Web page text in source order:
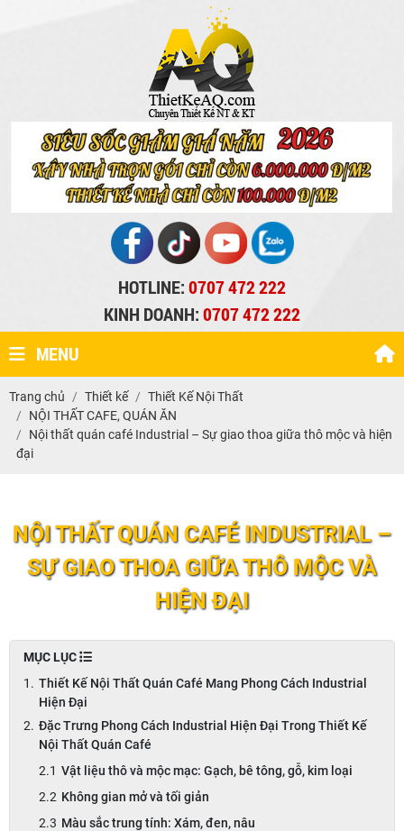
HOTLINE:0707 472 222
KINH DOANH:0707 472 222
MENU
Trang chủ Thiết kế
Thiết Kế Nội Thất
NỘI THẤT CAFE, QUÁN ĂN
Nội thất quán café Industrial – Sự giao thoa giữa thô mộc và hiện
đại
NỘI THẤT QUÁN CAFÉ INDUSTRIAL –
SỰ GIAO THOA GIỮA THÔ MỘC VÀ
HIỆN ĐẠI
MỤC LỤC
Thiết Kế Nội Thất Quán Café Mang Phong Cách Industrial
Hiện Đại
Đặc Trưng Phong Cách Industrial Hiện Đại Trong Thiết Kế
Nội Thất Quán Café
Vật liệu thô và mộc mạc: Gạch, bê tông, gỗ, kim loại
Không gian mở và tối giản
Màu sắc trung tính: Xám, đen, nâu